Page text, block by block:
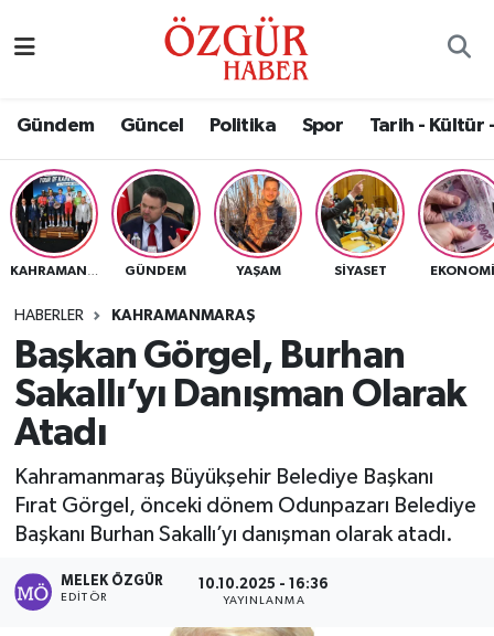
Gündem Güncel Politika Spor Tarih - Kültür
GÜNDEM YAŞAM SIYASET EKONOMI
HABERLER KAHRAMANMARAŞ
Başkan Görgel, Burhan
Sakallı’yı Danışman Olarak
Atadı
Kahramanmaraş Büyükşehir Belediye Başkanı
Fırat Görgel, önceki dönem Odunpazarı Belediye
Başkanı Burhan Sakallı’yı danışman olarak atadı.
MELEK ÖZGÜR
EDITÖR
10.10.2025 - 16:36
YAYINLANMA
Eğitim
Ekonomi
Güncel
Gündem
Magazin
Politika
Sağlık
Spor
Nöbetçi Eczaneler
Namaz Vakitleri
Trafik Durumu
Süper Lig Puan Durumu ve Fikstür
Tüm Manşetler
Son Dakika Haberleri
Haber Arşivi